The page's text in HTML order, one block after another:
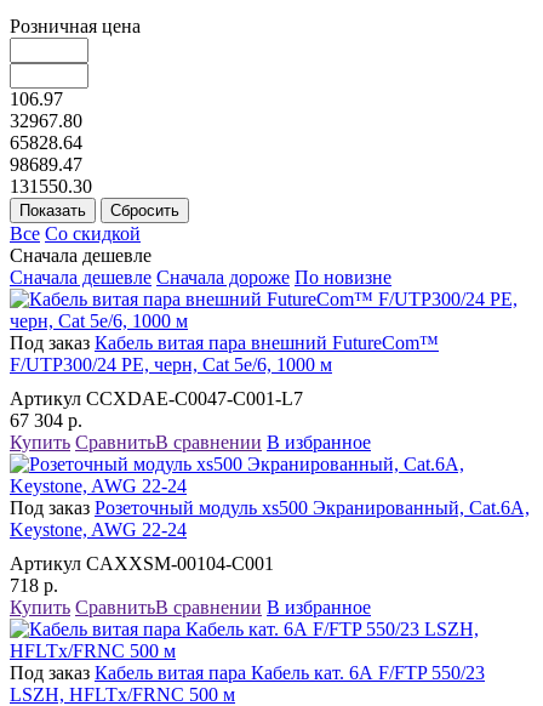
Розничная цена
106.97
32967.80
65828.64
98689.47
131550.30
Все Со скидкой
Сначала дешевле
Сначала дешевле Сначала дороже По новизне
Под заказ Кабель витая пара внешний FutureCom™
F/UTP300/24 PE, черн, Cat 5e/6, 1000 м
Артикул CCXDAE-C0047-C001-L7
67 304 р.
Купить СравнитьВ сравнении В избранное
Под заказ Розеточный модуль xs500 Экранированный, Cat.6A,
Keystone, AWG 22-24
Артикул CAXXSM-00104-C001
718 р.
Купить СравнитьВ сравнении В избранное
Под заказ Кабель витая пара Кабель кат. 6А F/FTP 550/23
LSZH, HFLTx/FRNC 500 м